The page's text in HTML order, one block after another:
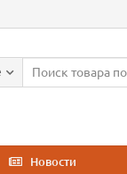
Новости